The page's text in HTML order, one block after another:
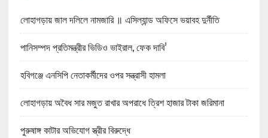
লোহাগড়ায় জাল দলিলে নামজারি ॥ এসিল্যান্ড অফিসে ভয়াবহ দুর্নীতি
পানিসম্পদ প্রতিমন্ত্রীর ভিডিও ভাইরাল, ফেক দাবি’
হবিগঞ্জে এনসিপি নেতাকর্মীদের ওপর সন্ত্রাসী হামলা
লোহাগড়ায় অবৈধ সার মজুত রাখার অপরাধে ত্রিশ হাজার টাকা জরিমানা
পুরুষাঙ্গ কাটার অভিযোগ স্ত্রীর বিরুদ্ধে